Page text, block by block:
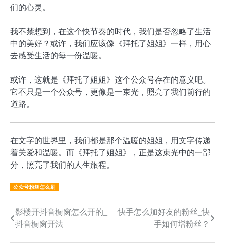
们的心灵。
我不禁想到，在这个快节奏的时代，我们是否忽略了生活
中的美好？或许，我们应该像《拜托了姐姐》一样，用心
去感受生活的每一份温暖。
或许，这就是《拜托了姐姐》这个公众号存在的意义吧。
它不只是一个公众号，更像是一束光，照亮了我们前行的
道路。
在文字的世界里，我们都是那个温暖的姐姐，用文字传递
着关爱和温暖。而《拜托了姐姐》，正是这束光中的一部
分，照亮了我们的人生旅程。
公众号粉丝怎么刷
文
章
影楼开抖音橱窗怎么开的_
抖音橱窗开法
快手怎么加好友的粉丝_快
手如何增粉丝？